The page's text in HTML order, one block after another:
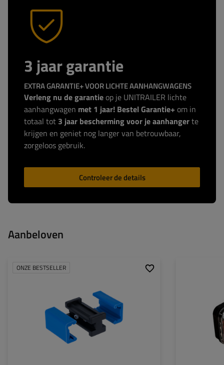
3 jaar garantie
EXTRA GARANTIE+ VOOR LICHTE AANHANGWAGENS
Verleng nu de garantie op je UNITRAILER lichte
aanhangwagen met 1 jaar! Bestel Garantie+ om in
totaal tot 3 jaar bescherming voor je aanhangerte
krijgen en geniet nog langer van betrouwbaar,
zorgeloos gebruik.
Controleer de details
Aanbeloven
ONZE BESTSELLER
Type verbinding:
Lampfuncties: